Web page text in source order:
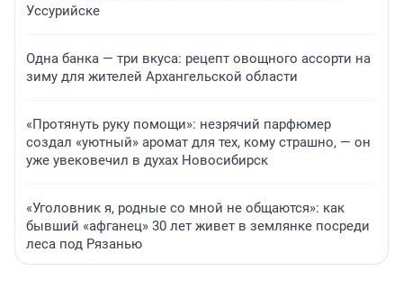
Уссурийске
Одна банка — три вкуса: рецепт овощного ассорти на
зиму для жителей Архангельской области
«Протянуть руку помощи»: незрячий парфюмер
создал «уютный» аромат для тех, кому страшно, — он
уже увековечил в духах Новосибирск
«Уголовник я, родные со мной не общаются»: как
бывший «афганец» 30 лет живет в землянке посреди
леса под Рязанью